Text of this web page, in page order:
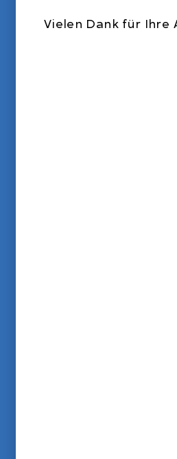
Vielen Dank für Ihre